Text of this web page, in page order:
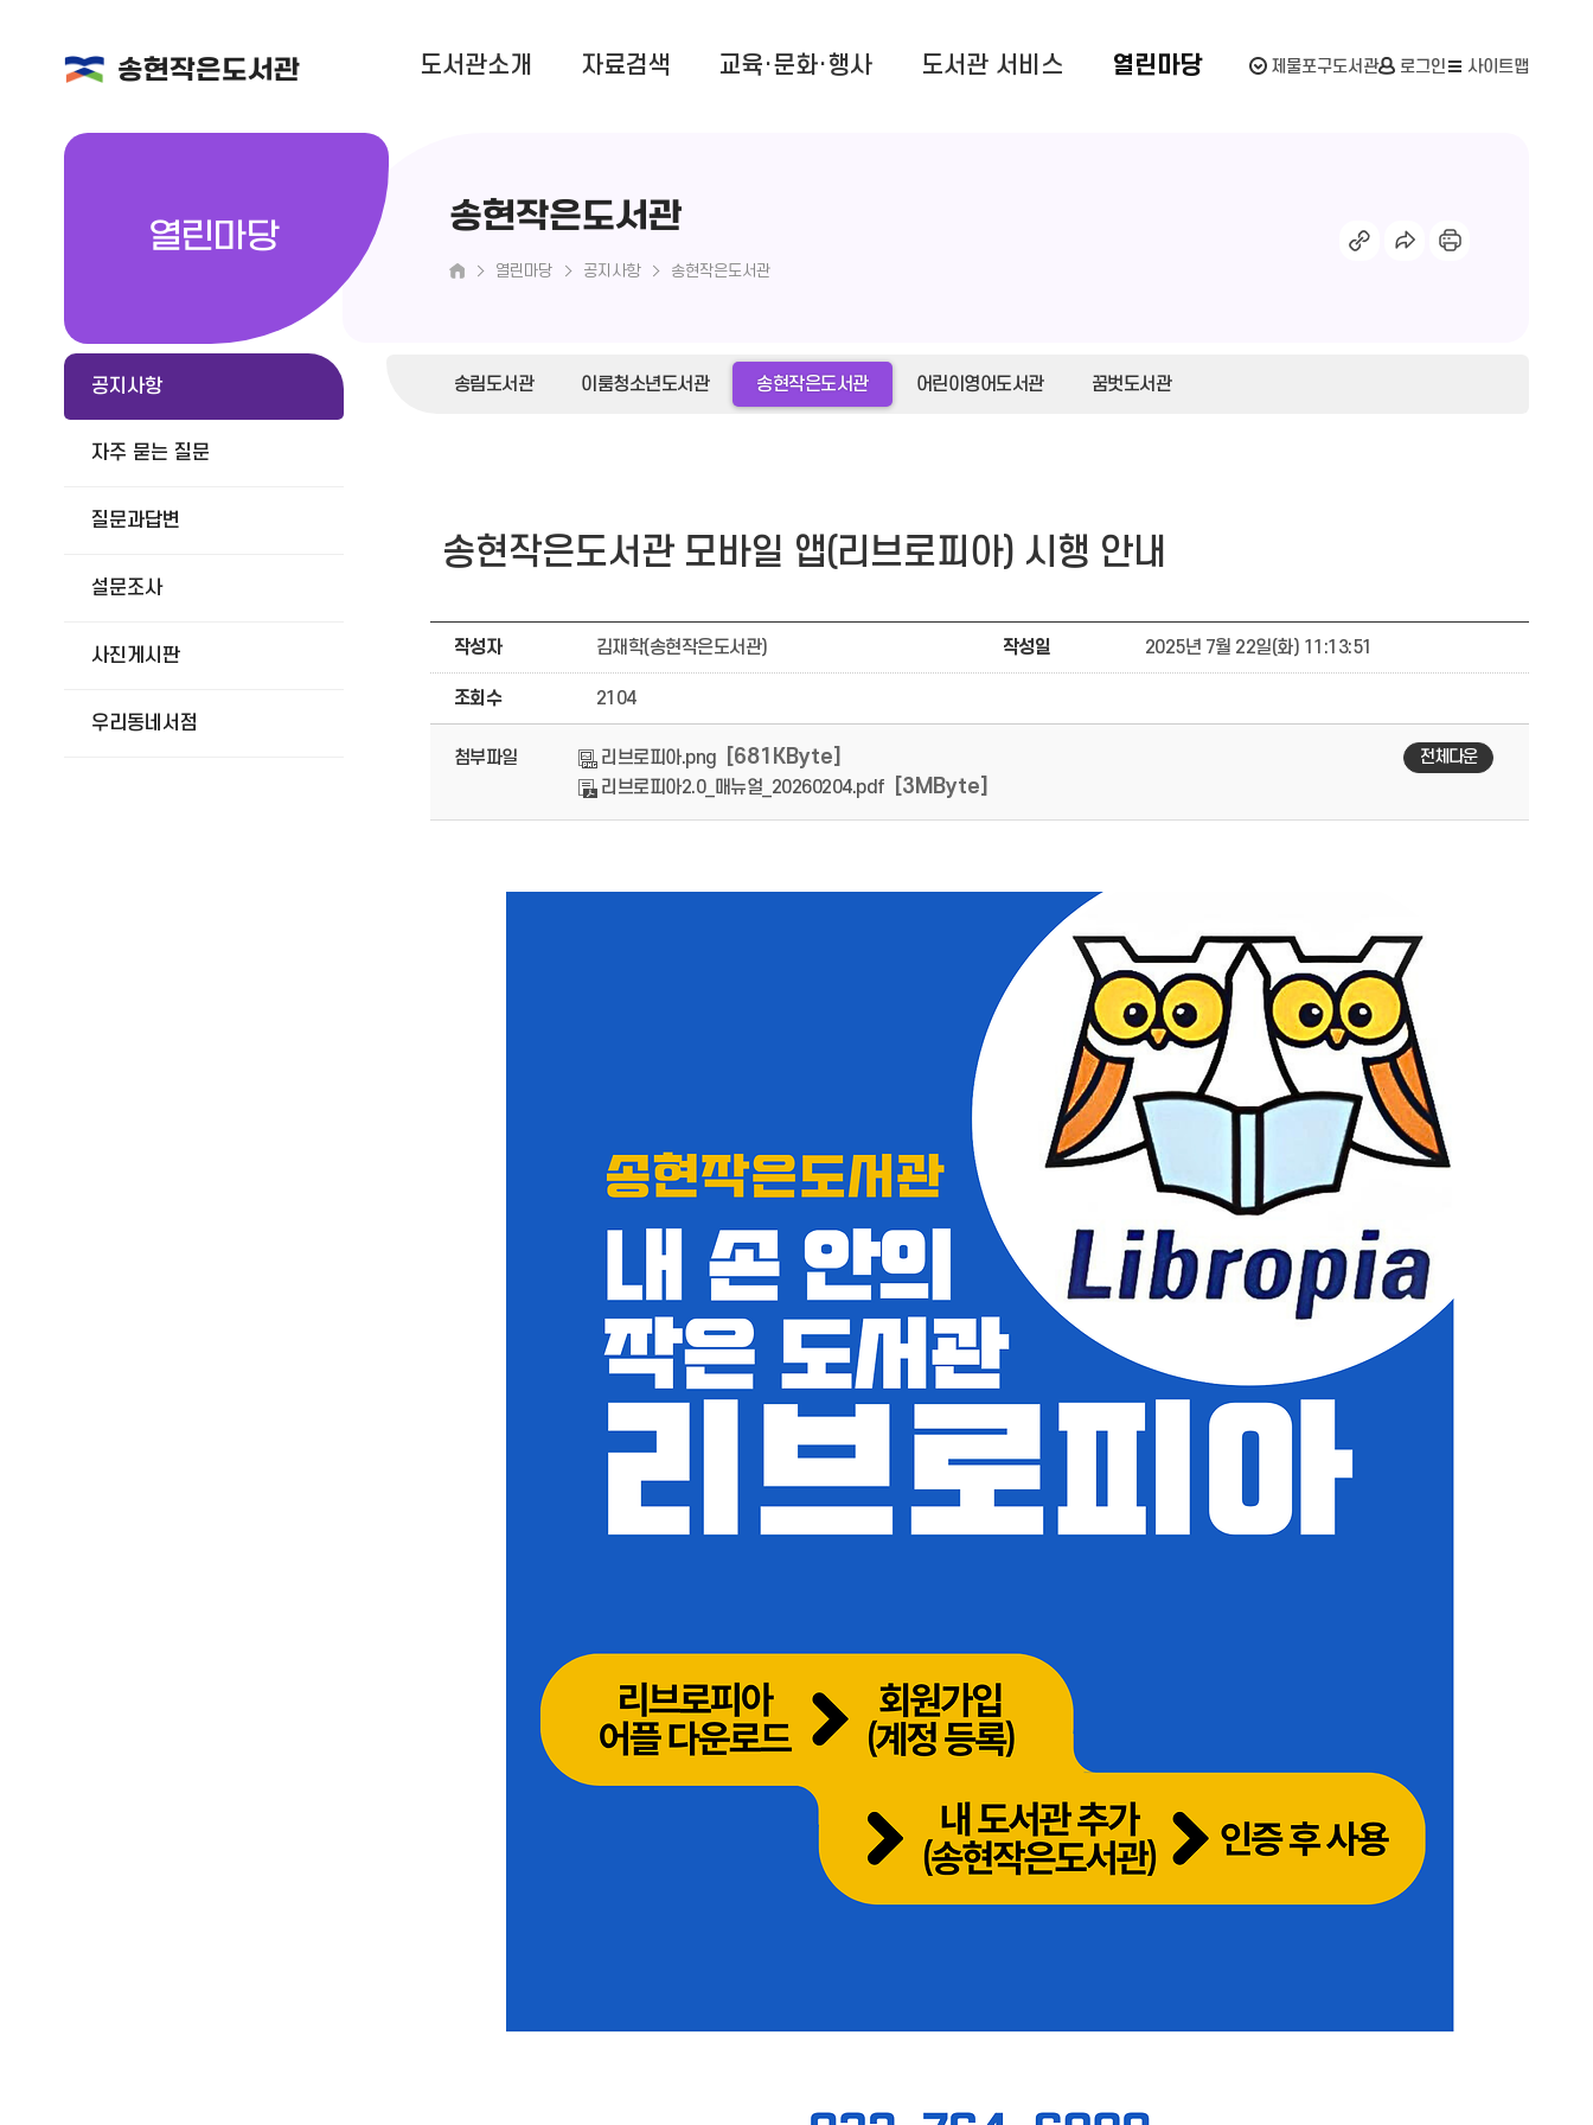
송현작은도서관 도서관소개 자료검색 교육·문화·행사 도서관 서비스 열린마당 제물포구도서관 로그인 사이트맵
열린마당
공지사항
자주 묻는 질문
질문과답변
설문조사
사진게시판
우리동네서점
송현작은도서관
열린마당 공지사항 송현작은도서관
송림도서관 이룸청소년도서관 송현작은도서관 어린이영어도서관 꿈벗도서관
송현작은도서관 모바일 앱(리브로피아) 시행 안내
작성자 김재학(송현작은도서관) 작성일 2025년 7월 22일(화) 11:13:51
조회수 2104
첨부파일 리브로피아.png [681KByte]
리브로피아2.0_매뉴얼_20260204.pdf [3MByte]
전체다운